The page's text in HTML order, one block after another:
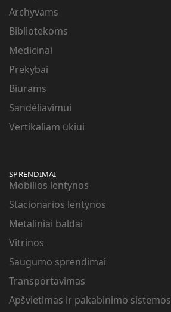
Archyvams
Bibliotekoms
Medicinai
Prekybai
Biurams
Sandėliavimui
Vertikaliam ūkiui
SPRENDIMAI
Mobilios lentynos
Stacionarios lentynos
Metaliniai baldai
Vitrinos
Saugumo sprendimai
Transportavimas
Apšvietimas ir pakabinimo sistemos